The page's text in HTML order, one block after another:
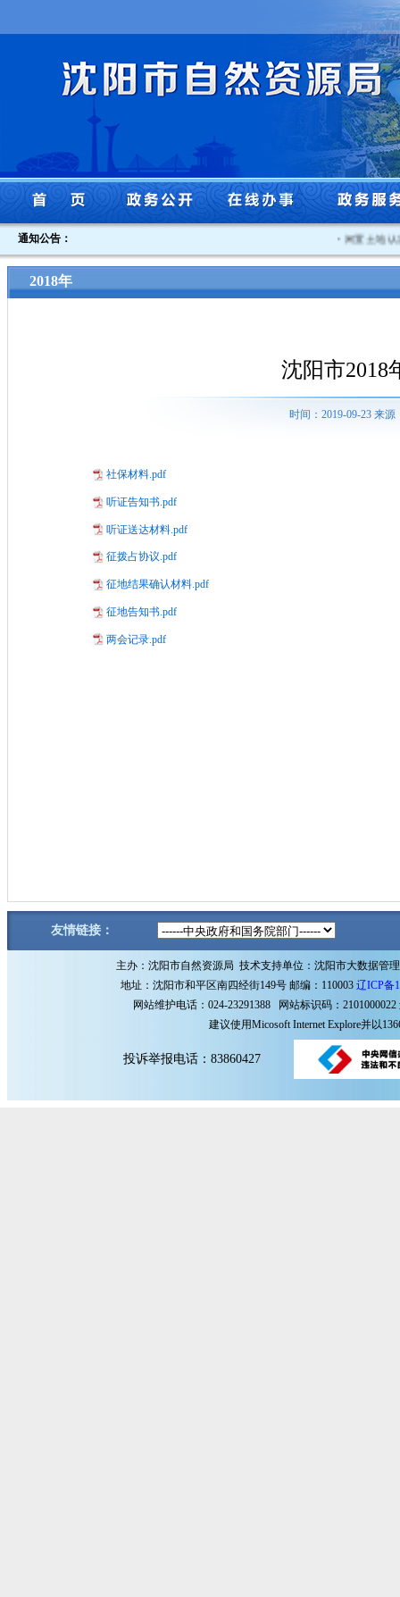
通知公告： 闲置土地认
2018年
沈阳市2018
时间：2019-09-23 来
社保材料.pdf
听证告知书.pdf
听证送达材料.pdf
征拨占协议.pdf
征地结果确认材料.pdf
征地告知书.pdf
两会记录.pdf
友情链接：
主办：沈阳市自然资源局 技术支持单位：沈阳市大数据管
地址：沈阳市和平区南四经街149号 邮编：110003 辽ICP备
网站维护电话：024-23291388 网站标识码：2101000022
建议使用Micosoft Internet Explore并以
投诉举报电话：83860427